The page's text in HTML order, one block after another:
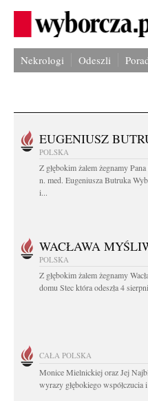
Nekrologi Odeszli
EUGENIUSZ
POLSKA
Z głębokim żalem żegnamy
n. med. Eugeniusza Butruka
i...
WACŁAWA
POLSKA
Z głębokim żalem żegnamy
domu Stec która odeszła 4
CAŁA POLSKA
Monice Mielnickiej oraz Jej
wyrazy głębokiego współczucia